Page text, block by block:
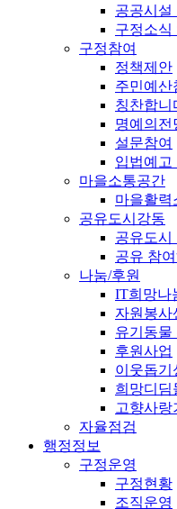
공공시설
구정소식
구정참여
정책제안
주민예산
칭찬합니
명예의전
설문참여
입법예고
마을소통공간
마을활력
공유도시강동
공유도시
공유 참여
나눔/후원
IT희망나
자원봉사
유기동물
후원사업
이웃돕기
희망디딤
고향사랑
자율점검
행정정보
구정운영
구정현황
조직운영